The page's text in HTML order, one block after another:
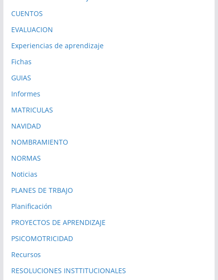
CUENTOS
EVALUACION
Experiencias de aprendizaje
Fichas
GUIAS
Informes
MATRICULAS
NAVIDAD
NOMBRAMIENTO
NORMAS
Noticias
PLANES DE TRBAJO
Planificación
PROYECTOS DE APRENDIZAJE
PSICOMOTRICIDAD
Recursos
RESOLUCIONES INSTTITUCIONALES